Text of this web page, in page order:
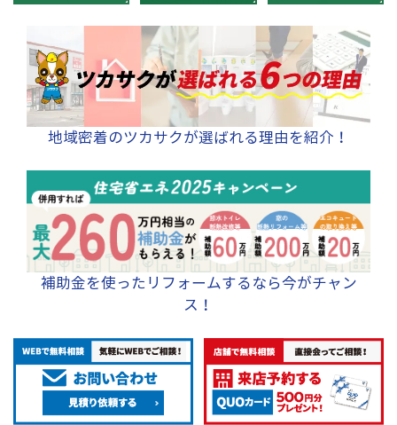
イルはそのまま利用
し、壁のタイルはと
ころどころ割れてし
まっている箇所があ
りました。そこで、
タイルからお手入れ
パネルに張り替えま
した。汚れやすい腰
までの高さがパネル
になったことによ
り、汚れがサッと一
拭きできれいにな
た。
し、菌うあウイルス
に強く、防臭効果も
期待できるトイレに
ぴったりの床材で
す。
地域密着のツカサクが選ばれる理由を紹介！
補助金を使ったリフォームするなら今がチャン
ス！